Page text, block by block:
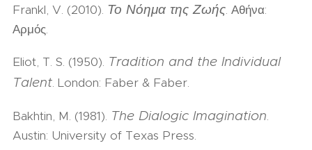
Frankl, V. (2010). Το Νόημα της Ζωής. Αθήνα:
Αρμός.
Eliot, T. S. (1950). Tradition and the Individual
Talent. London: Faber & Faber.
Bakhtin, M. (1981). The Dialogic Imagination.
Austin: University of Texas Press.